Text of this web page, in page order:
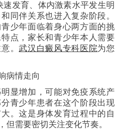
发育、体内激素水平发生明
同伴关系也进入复杂阶段。
少年面临着身心两方面的挑
点，家长和青少年本人需要
。武汉白癜风专科医院为您
病情走向
增加，可能对免疫系统产
青少年患者在这个阶段出现
。这是身体发育过程中的自
但需要密切关注变化节奏。